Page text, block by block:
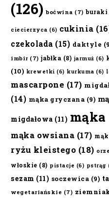
(126) boćwina (7) buraki
ciecierzyca (6) cukinia
czekolada (15) daktyle
imbir (7) jabłka (8) jarmuż (6)
(10) krewetki (6) kurkuma (6)
mascarpone (17)
(14) mąka gryczana (9)
migdałowa (11)
mąka owsiana (17)
ryżu kleistego (18)
włoskie (8) pistacje (6) pstrąg
sezam (11) soczewica (9)
wegetariańskie (7)